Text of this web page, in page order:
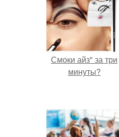
Смоки айз" за три
минуты?